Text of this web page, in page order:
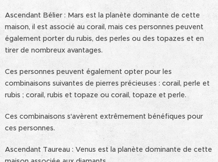
Ascendant Bélier : Mars est la planète dominante de cette
maison, il est associé au corail, mais ces personnes peuvent
également porter du rubis, des perles ou des topazes et en
tirer de nombreux avantages.
Ces personnes peuvent également opter pour les
combinaisons suivantes de pierres précieuses : corail, perle et
rubis ; corail, rubis et topaze ou corail, topaze et perle.
Ces combinaisons s'avèrent extrêmement bénéfiques pour
ces personnes.
Ascendant Taureau : Venus est la planète dominante de cette